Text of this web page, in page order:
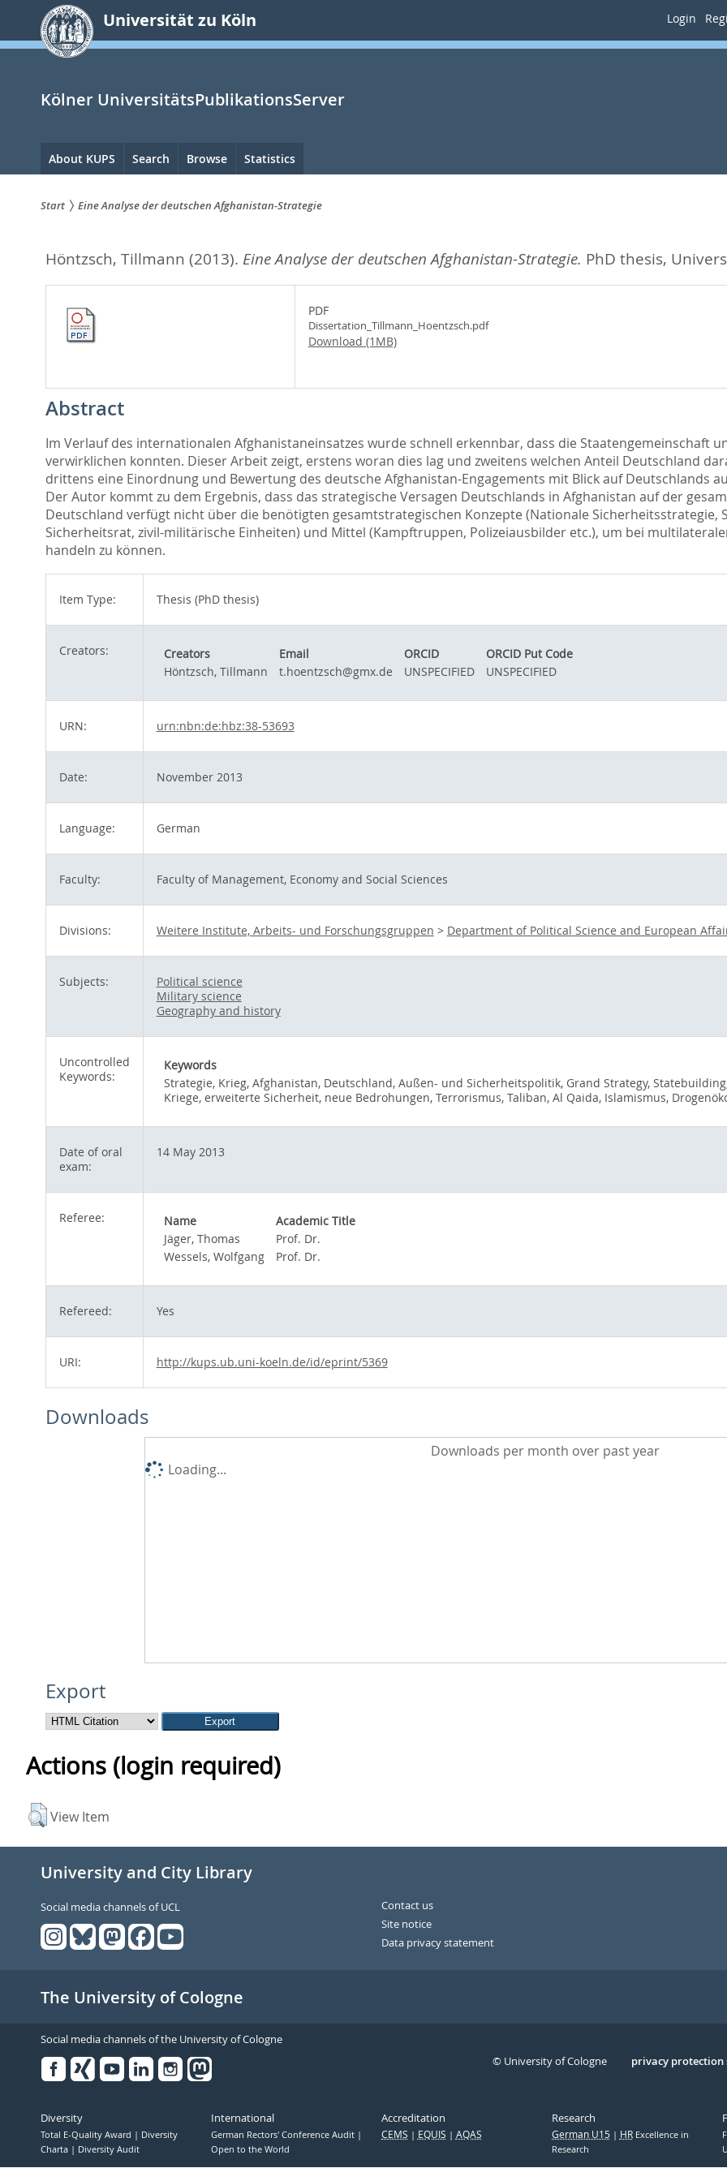
springen
Universität zu Köln Login
Kölner UniversitätsPublikationsServer
Hauptnavigation
About KUPS Search Browse Statistics
sind
hier:
Start Eine Analyse der deutschen Afghanistan-Strategie
Höntzsch, Tillmann (2013). Eine Analyse der deutschen Afghanistan-Strategie. PhD thesis,
PDF
Dissertation_Tillmann_Hoentzsch.pdf
Download (1MB)
Abstract
Im Verlauf des internationalen Afghanistaneinsatzes wurde schnell erkennbar, dass die Staatengemeinschaft
verwirklichen konnten. Dieser Arbeit zeigt, erstens woran dies lag und zweitens welchen Anteil Deutschland
drittens eine Einordnung und Bewertung des deutsche Afghanistan-Engagements mit Blick auf Deutschlands
Der Autor kommt zu dem Ergebnis, dass das strategische Versagen Deutschlands in Afghanistan auf der
Deutschland verfügt nicht über die benötigten gesamtstrategischen Konzepte (Nationale
Sicherheitsrat, zivil-militärische Einheiten) und Mittel (Kampftruppen, Polizeiausbilder etc.), um bei
handeln zu können.
Item Type: Thesis (PhD thesis)
Creators: Creators Email ORCID
ORCID Put Code
Höntzsch, Tillmann
t.hoentzsch@gmx.de UNSPECIFIED UNSPECIFIED
URN: urn:nbn:de:hbz:38-53693
Date: November 2013
Language: German
Faculty: Faculty of Management, Economy and Social Sciences
Divisions: Weitere Institute, Arbeits- und Forschungsgruppen > Department of Political Science and European
Subjects:
Political science
Military science
Geography and history
Uncontrolled
Keywords:
Keywords
Strategie, Krieg, Afghanistan, Deutschland, Außen- und Sicherheitspolitik, Grand Strategy, Statebuilding,
Kriege, erweiterte Sicherheit, neue Bedrohungen, Terrorismus, Taliban, Al Qaida, Islamismus,
Date of oral
exam:
14 May 2013
Referee: Name
Academic Title
Jäger, Thomas
Prof. Dr.
Wessels, Wolfgang
Prof. Dr.
Refereed: Yes
URI: http://kups.ub.uni-koeln.de/id/eprint/5369
Downloads
Downloads per month over past year
Loading...
Export
Actions (login required)
View Item
University and City Library
Social media channels of UCL
Contact us
Site notice
Data privacy statement
The University of Cologne
Social media channels of the University of Cologne
Serivce
privacy protection
© University of Cologne
Diversity
Total E-Quality Award
Diversity
Charta
Diversity Audit
International
German Rectors' Conference Audit
Open to the World
Accreditation
CEMS EQUIS AQAS
Research
German U15 HRExcellence in
Research